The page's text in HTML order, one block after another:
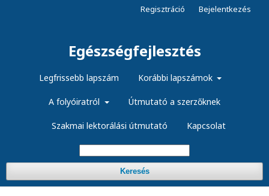
Egészségfejlesztés
Legfrissebb lapszám Korábbi lapszámok
A folyóiratról Útmutató a szerzőknek
Szakmai lektorálási útmutató Kapcsolat
Keresés
Regisztráció Bejelentkezés